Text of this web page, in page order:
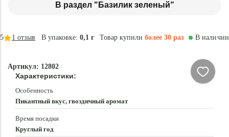
В раздел "Базилик зеленый"
В упаковке: 0,1 г Товар купилиболее 30 раз
5 1 отзыв В наличии
Артикул: 12802
Характеристики:
Особенность
Пикантный вкус, гвоздичный аромат
Время посадки
Круглый год